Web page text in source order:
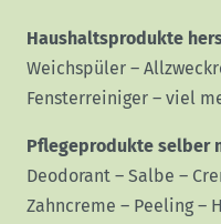
Haushaltsprodukte
Weichspüler –
Fensterreiniger – viel
Pflegeprodukte selber
Deodorant – Salbe –
Zahncreme – Peeling –